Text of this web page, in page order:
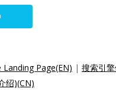
Page(EN) | 搜索引
绍)(CN)